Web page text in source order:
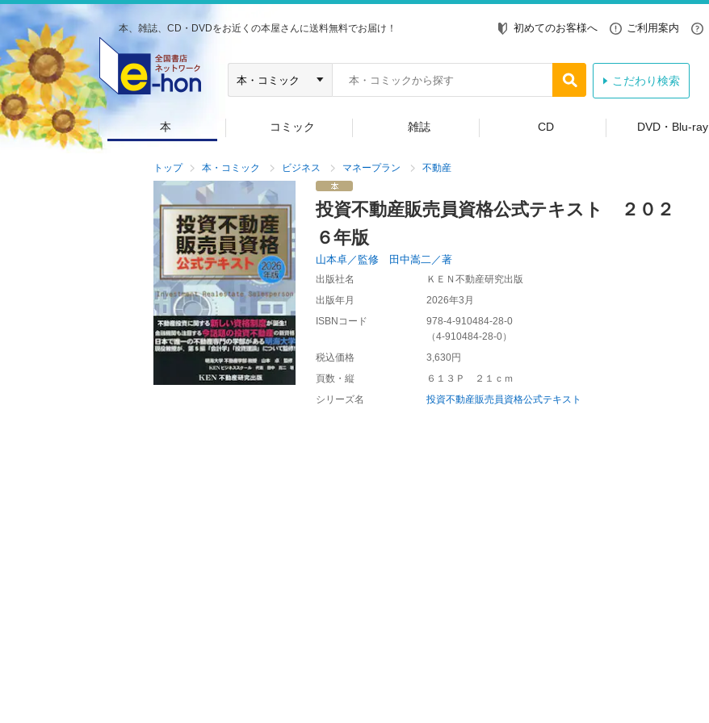
本、雑誌、CD・DVDをお近くの本屋さんに送料無料でお届け！ 初めてのお客様へ ご利用案内
こだわり検索
本 コミック 雑誌 CD DVD・Blu-ray
トップ 本・コミック ビジネス マネープラン 不動産
投資不動産販売員資格公式テキスト ２０２
６年版
山本卓／監修 田中嵩二／著
出版社名
ＫＥＮ不動産研究出版
出版年月
2026年3月
ISBNコード
978-4-910484-28-0
（4-910484-28-0）
税込価格
3,630円
頁数・縦
６１３Ｐ ２１ｃｍ
シリーズ名
投資不動産販売員資格公式テキスト